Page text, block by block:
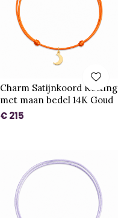
Charm Satijnkoord Ketting
met maan bedel 14K Goud
€ 215